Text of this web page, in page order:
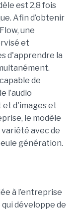
est 2,8 fois
Afin d’obtenir
une
et
d'apprendre la
de
l’audio
et d'images et
le modèle
variété avec de
génération.
à l’entreprise
développe de